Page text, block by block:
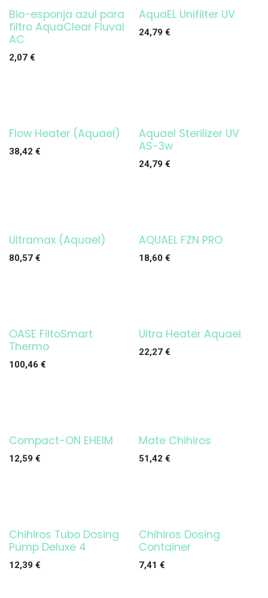
Bio-esponja azul para
filtro AquaClear Fluval
AC
2,07 €
¡OFERTA!
AquaEL Unifilter UV
24,79 €
¡OFERTA!
Flow Heater (Aquael)
38,42 € ¡OFERTA!
Aquael Sterilizer UV
AS-3w
24,79 €
¡OFERTA!
Ultramax (Aquael)
80,57 € ¡OFERTA!
AQUAEL FZN PRO
18,60€
¡OFERTA!
OASE FiltoSmart
Thermo
100,46 €
¡OFERTA!
Ultra Heater Aquael
22,27€
¡OFERTA!
Compact-ON EHEIM
12,59 € ¡OFERTA!
Mate Chihiros
51,42 €
Chihiros Tubo Dosing
Pump Deluxe 4
12,39 €
¡OFERTA!
Chihiros Dosing
Container
7,41 €